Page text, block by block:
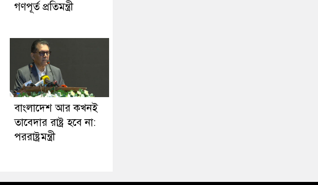
গণপূর্ত প্রতিমন্ত্রী
বাংলাদেশ আর কখনই
তাবেদার রাষ্ট্র হবে না:
পররাষ্ট্রমন্ত্রী